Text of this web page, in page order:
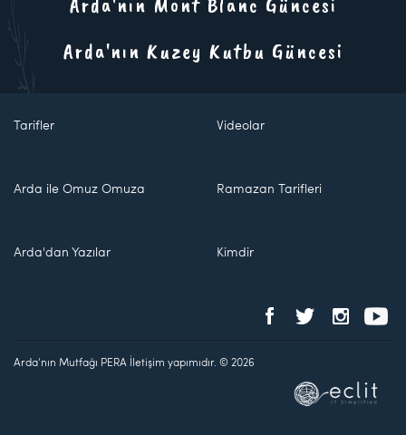
Arda'nın Kuzey Kutbu Güncesi
Tarifler Videolar
Arda ile Omuz Omuza Ramazan Tarifleri
Arda'dan Yazılar Kimdir
Arda'nın Mutfağı PERA İletişim yapımıdır. © 2026